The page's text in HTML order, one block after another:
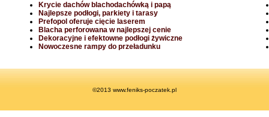
Krycie dachów blachodachówką i papą
Najlepsze podłogi, parkiety i tarasy
Prefopol oferuje cięcie laserem
Blacha perforowana w najlepszej cenie
Dekoracyjne i efektowne podłogi żywiczne
Nowoczesne rampy do przeładunku
©2013 www.feniks-poczatek.pl